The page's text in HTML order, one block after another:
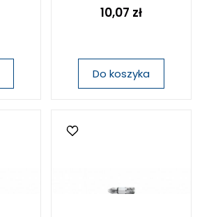
10,07 zł
Do koszyka